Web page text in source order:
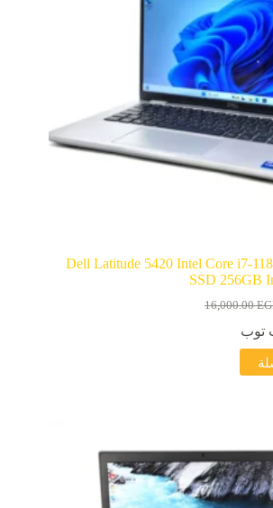
Dell Latitude 5420 Intel Core i7-
SSD 256GB
16,000.00
16,000.00
15,000.00
توب